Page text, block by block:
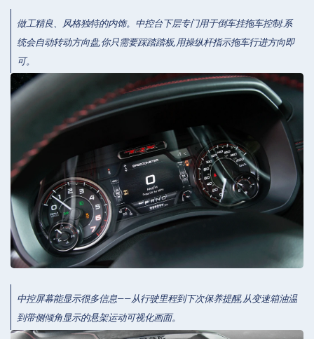
做工精良、风格独特的内饰。中控台下层专门用于倒车挂拖车控制:系
统会自动转动方向盘,你只需要踩踏踏板,用操纵杆指示拖车行进方向即
可。
中控屏幕能显示很多信息——从行驶里程到下次保养提醒,从变速箱油温
到带侧倾角显示的悬架运动可视化画面。